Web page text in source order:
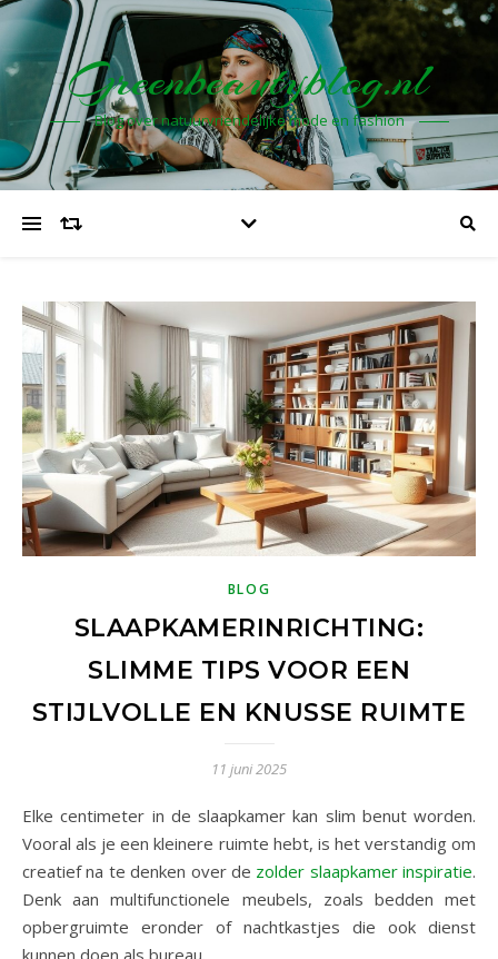
Greenbeautyblog.nl
Blog over natuurvriendelijke mode en fashion
BLOG
SLAAPKAMERINRICHTING:
SLIMME TIPS VOOR EEN
STIJLVOLLE EN KNUSSE RUIMTE
11 juni 2025
Elke centimeter in de slaapkamer kan slim benut worden.
Vooral als je een kleinere ruimte hebt, is het verstandig om
creatief na te denken over de zolder slaapkamer inspiratie.
Denk aan multifunctionele meubels, zoals bedden met
opbergruimte eronder of nachtkastjes die ook dienst